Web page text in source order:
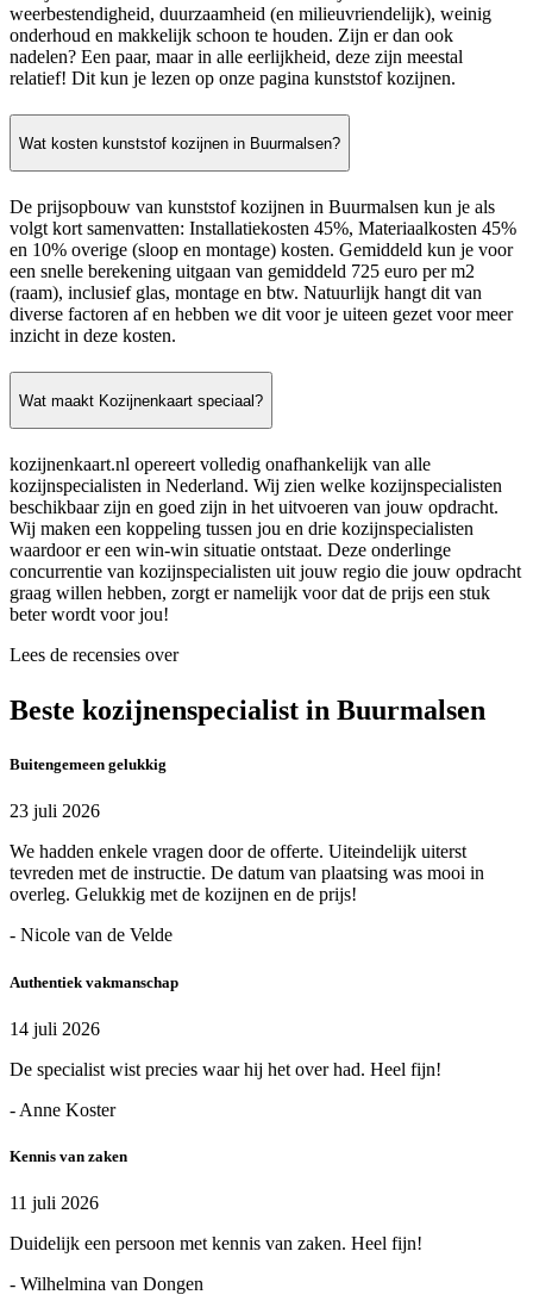
weerbestendigheid, duurzaamheid (en milieuvriendelijk), weinig
onderhoud en makkelijk schoon te houden. Zijn er dan ook
nadelen? Een paar, maar in alle eerlijkheid, deze zijn meestal
relatief! Dit kun je lezen op onze pagina kunststof kozijnen.
Wat kosten kunststof kozijnen in Buurmalsen?
De prijsopbouw van kunststof kozijnen in Buurmalsen kun je als
volgt kort samenvatten: Installatiekosten 45%, Materiaalkosten 45%
en 10% overige (sloop en montage) kosten. Gemiddeld kun je voor
een snelle berekening uitgaan van gemiddeld 725 euro per m2
(raam), inclusief glas, montage en btw. Natuurlijk hangt dit van
diverse factoren af en hebben we dit voor je uiteen gezet voor meer
inzicht in deze kosten.
Wat maakt Kozijnenkaart speciaal?
kozijnenkaart.nl opereert volledig onafhankelijk van alle
kozijnspecialisten in Nederland. Wij zien welke kozijnspecialisten
beschikbaar zijn en goed zijn in het uitvoeren van jouw opdracht.
Wij maken een koppeling tussen jou en drie kozijnspecialisten
waardoor er een win-win situatie ontstaat. Deze onderlinge
concurrentie van kozijnspecialisten uit jouw regio die jouw opdracht
graag willen hebben, zorgt er namelijk voor dat de prijs een stuk
beter wordt voor jou!
Lees de recensies over
Beste kozijnenspecialist in Buurmalsen
Buitengemeen gelukkig
23 juli 2026
We hadden enkele vragen door de offerte. Uiteindelijk uiterst
tevreden met de instructie. De datum van plaatsing was mooi in
overleg. Gelukkig met de kozijnen en de prijs!
- Nicole van de Velde
Authentiek vakmanschap
14 juli 2026
De specialist wist precies waar hij het over had. Heel fijn!
- Anne Koster
Kennis van zaken
11 juli 2026
Duidelijk een persoon met kennis van zaken. Heel fijn!
- Wilhelmina van Dongen